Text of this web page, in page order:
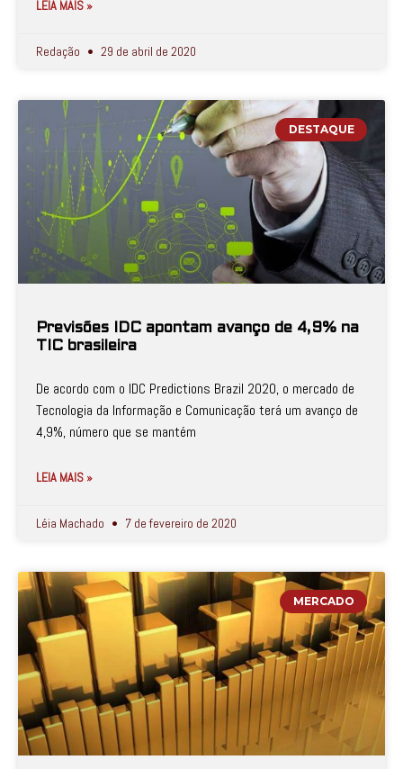
LEIA MAIS »
Redação 29 de abril de 2020
DESTAQUE
Previsões IDC apontam avanço de 4,9% na
TIC brasileira
De acordo com o IDC Predictions Brazil 2020, o mercado de
Tecnologia da Informação e Comunicação terá um avanço de
4,9%, número que se mantém
LEIA MAIS »
Léia Machado 7 de fevereiro de 2020
MERCADO